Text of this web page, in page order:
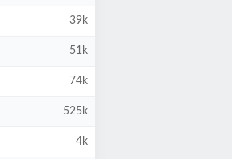
39k
51k
74k
525k
4k